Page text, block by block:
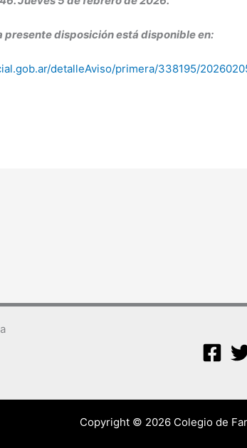
presente disposición está disponible en:
detalleAviso/primera/338195/
Copyright © 2026 Colegio de